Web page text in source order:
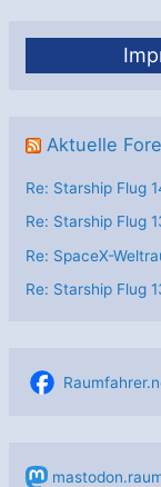
Aktuelle
Re: Starship Flug
Re: Starship Flug
Re: SpaceX-
Re: Starship Flug